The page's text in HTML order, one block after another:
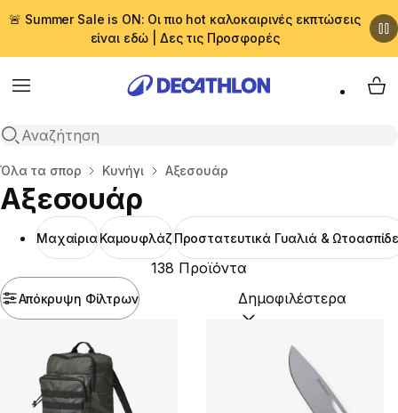
🚨 Summer Sale is ON: Οι πιο hot καλοκαιρινές εκπτώσεις
είναι εδώ | Δες τις Προσφορές
Menu
Αναζήτηση
My
Αρχική σελίδα
Όλα τα σπορ Κυνήγι Αξεσουάρ
Αξεσουάρ
Μαχαίρια Καμουφλάζ Προστατευτικά Γυαλιά &
Απόκρυψη Φίλτρων
138 Προϊόντα
Ταξινόμηση κατά: